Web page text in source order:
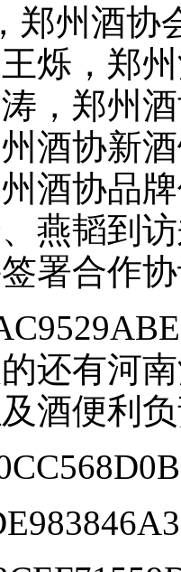
州酒协
烁，郑
，郑州
酒协新
酒协品
燕韬到
署合作
有河南
酒便利